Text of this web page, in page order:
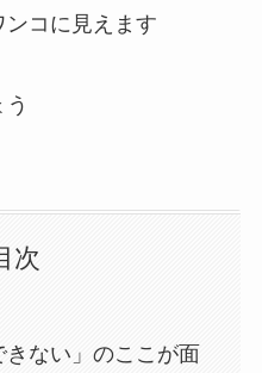
コに見えます
次
きない」のここが面